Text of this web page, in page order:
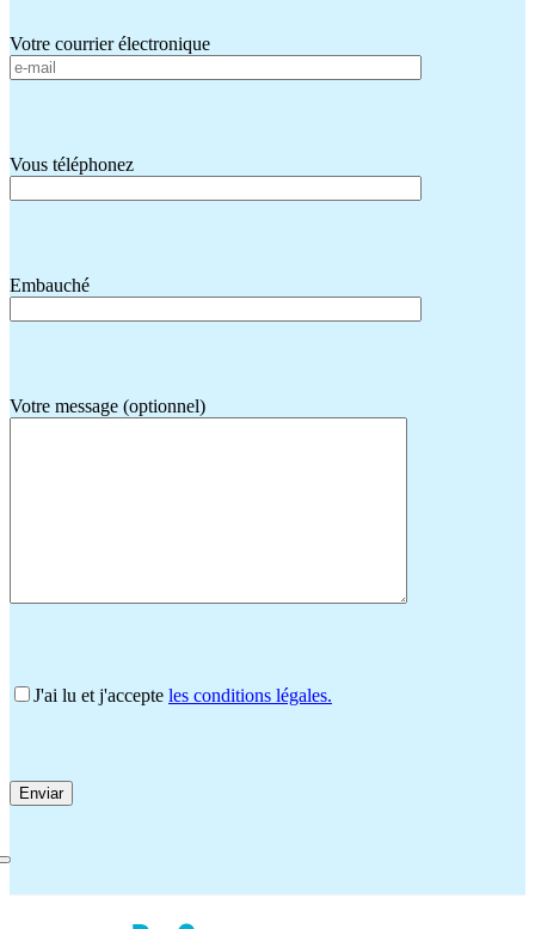
Votre courrier électronique
Vous téléphonez
Embauché
Votre message (optionnel)
J'ai lu et j'accepte les conditions légales.